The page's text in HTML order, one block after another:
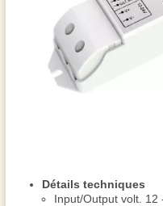
Détails techniques
Input/Output volt. 12